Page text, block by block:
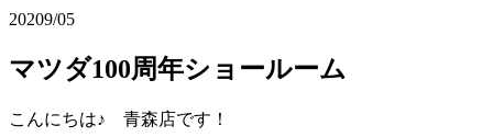
ジ
ー
シ
20209/05
マツダ100周年ショールーム
こんにちは♪ 青森店です！